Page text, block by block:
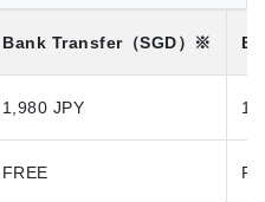
Bank Transfer（SGD）※
1,980 JPY
FREE